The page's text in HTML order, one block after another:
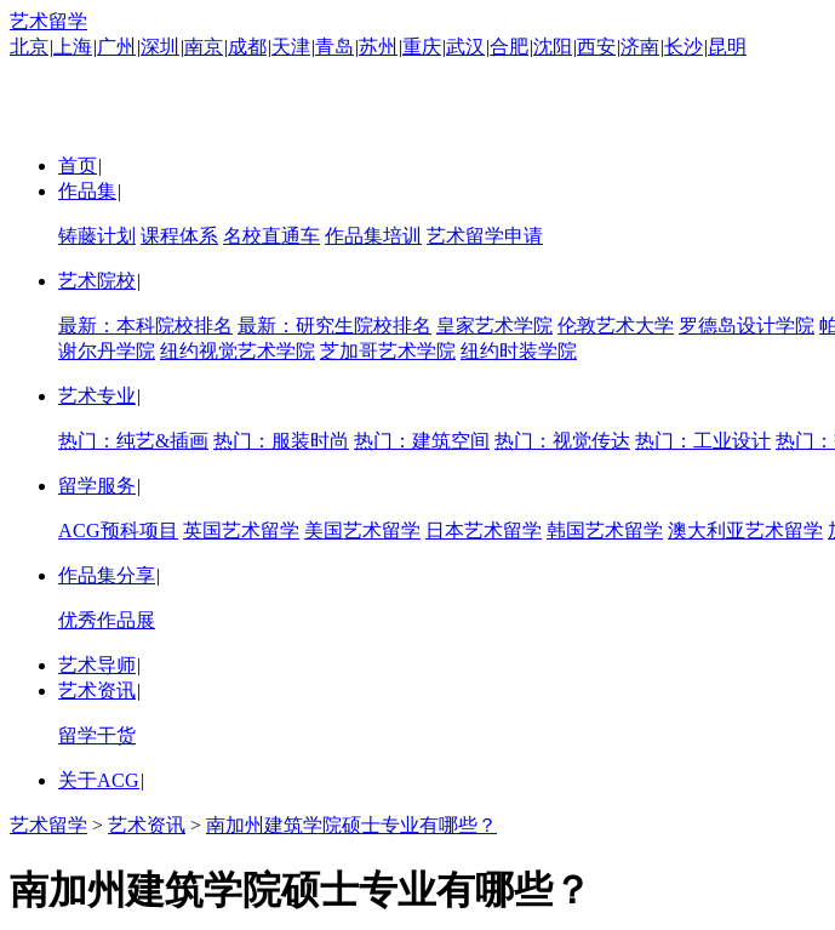
艺术留学
北京| 上海|广州 |深圳 |南京|成都|天津|青岛|苏州 |重庆|武汉 |合肥|沈阳 |西安|济南|长沙|昆明
首页|
作品集|
铸藤计划 课程体系 名校直通车 作品集培训 艺术留学申请
艺术院校|
最新：本科院校排名 最新：研究生院校排名 皇家艺术学院 伦敦艺术大学 罗德岛设计学院
谢尔丹学院 纽约视觉艺术学院 芝加哥艺术学院 纽约时装学院
艺术专业|
热门：纯艺&插画 热门：服装时尚 热门：建筑空间 热门：视觉传达 热门：工业设计 热门
留学服务|
ACG预科项目 英国艺术留学 美国艺术留学 日本艺术留学 韩国艺术留学 澳大利亚艺术留学
作品集分享|
优秀作品展
艺术导师|
艺术资讯|
留学干货
关于ACG|
艺术留学 > 艺术资讯 > 南加州建筑学院硕士专业有哪些？
南加州建筑学院硕士专业有哪些？